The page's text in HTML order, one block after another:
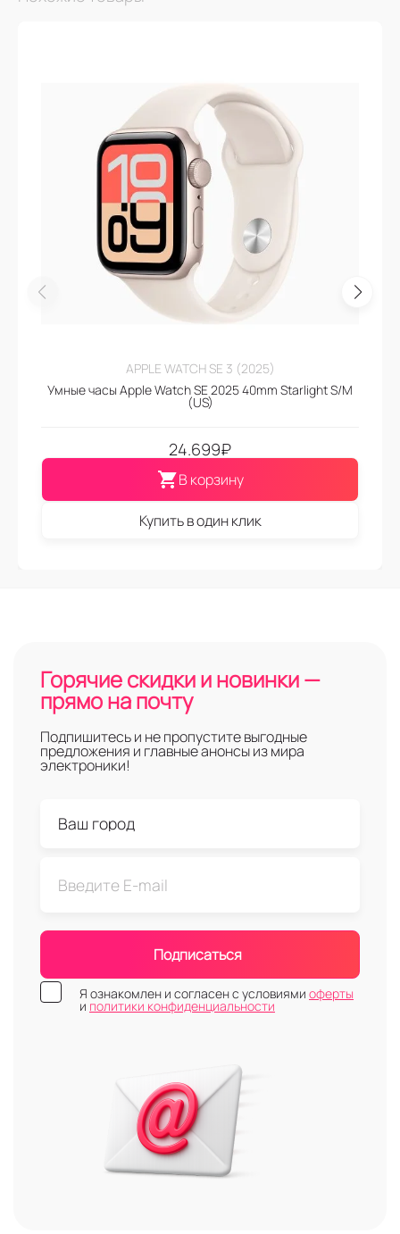
APPLE WATCH SE 3 (2025)
Умные часы Apple Watch SE 2025 40mm Starlight S/M
(US)
24.699₽
В корзину
Купить в один клик
Горячие скидки и новинки —
прямо на почту
Подпишитесь и не пропустите выгодные
предложения и главные анонсы из мира
электроники!
Подписаться
Я ознакомлен и согласен с условиями оферты
и политики конфиденциальности